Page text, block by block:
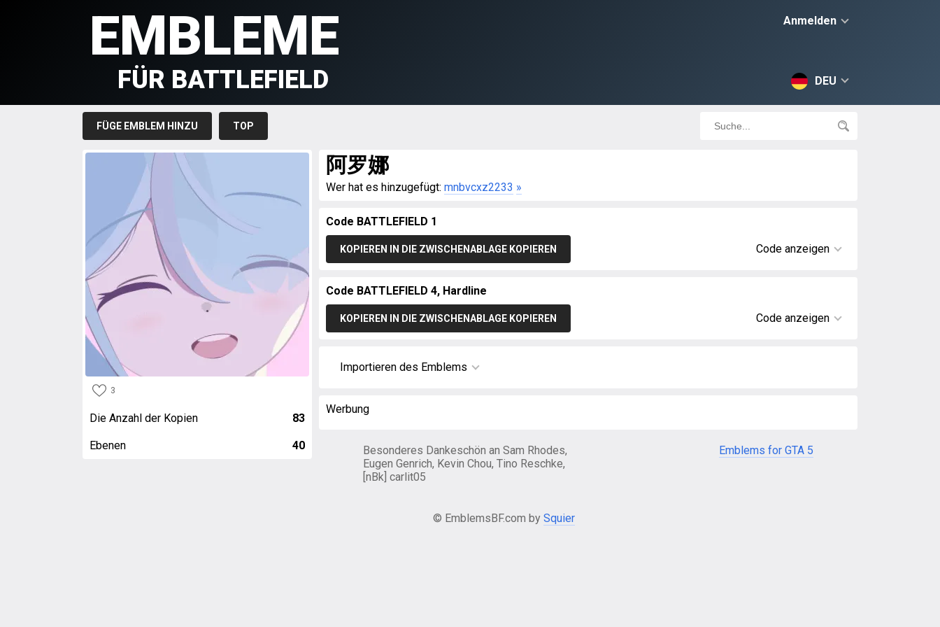
Anmelden
DEU
EMBLEME
FÜR BATTLEFIELD
FÜGE EMBLEM HINZU TOP
3
Die Anzahl der Kopien 83
Ebenen 40
阿罗娜
Wer hat es hinzugefügt: mnbvcxz2233 »
Code BATTLEFIELD 1
KOPIEREN IN DIE ZWISCHENABLAGE KOPIEREN Code anzeigen
Code BATTLEFIELD 4, Hardline
KOPIEREN IN DIE ZWISCHENABLAGE KOPIEREN Code anzeigen
Importieren des Emblems
Werbung
Besonderes Dankeschön an Sam Rhodes,
Eugen Genrich, Kevin Chou, Tino Reschke,
[nBk] carlit05
Emblems for GTA 5
© EmblemsBF.com by Squier